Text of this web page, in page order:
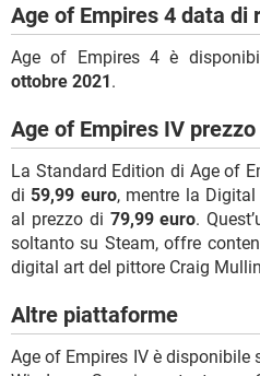
Age of Empires 4 data di
Age of Empires 4 è
ottobre 2021.
Age of Empires IV prezzo
La Standard Edition di Age of
di 59,99 euro, mentre la
al prezzo di 79,99 euro.
soltanto su Steam, offre
digital art del pittore Craig
Altre piattaforme
Age of Empires IV è